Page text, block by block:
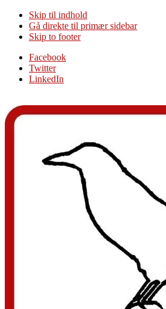
Skip til indhold
Gå direkte til primær sidebar
Skip to footer
Additional
menu
Facebook
Twitter
LinkedIn